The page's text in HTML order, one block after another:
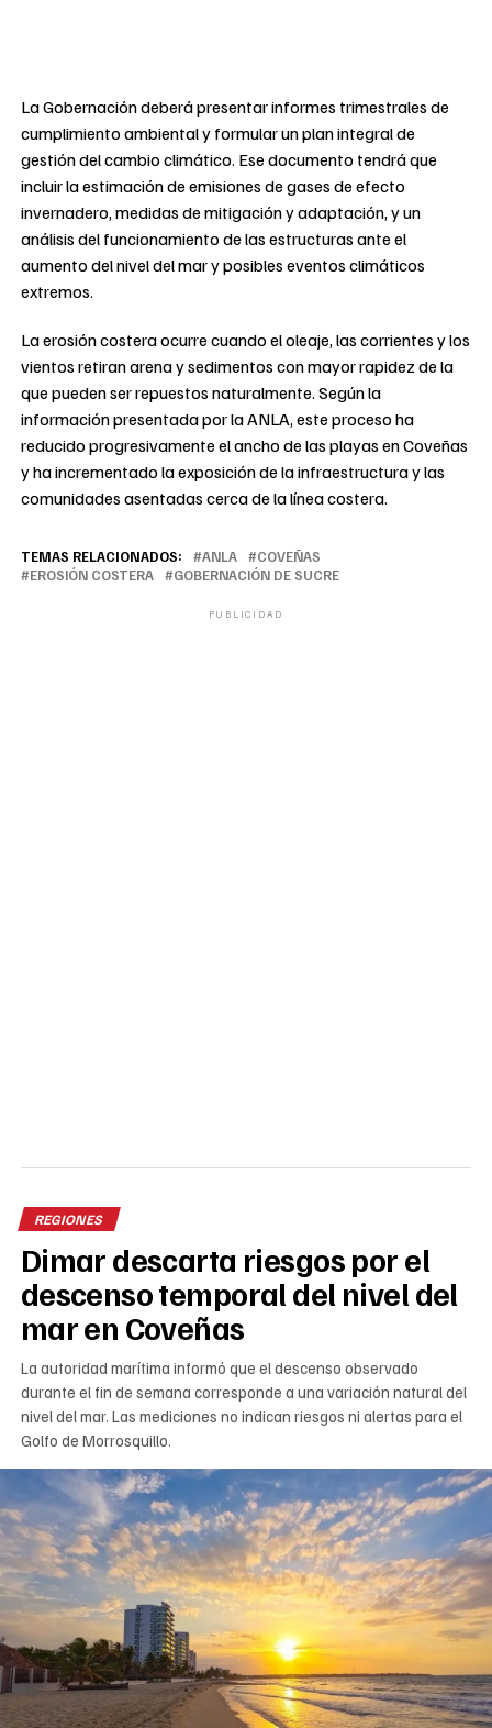
La Gobernación deberá presentar informes trimestrales de
cumplimiento ambiental y formular un plan integral de
gestión del cambio climático. Ese documento tendrá que
incluir la estimación de emisiones de gases de efecto
invernadero, medidas de mitigación y adaptación, y un
análisis del funcionamiento de las estructuras ante el
aumento del nivel del mar y posibles eventos climáticos
extremos.
La erosión costera ocurre cuando el oleaje, las corrientes y los
vientos retiran arena y sedimentos con mayor rapidez de la
que pueden ser repuestos naturalmente. Según la
información presentada por la ANLA, este proceso ha
reducido progresivamente el ancho de las playas en Coveñas
y ha incrementado la exposición de la infraestructura y las
comunidades asentadas cerca de la línea costera.
TEMAS RELACIONADOS: ANLA
COVEÑAS
EROSIÓN COSTERA
GOBERNACIÓN DE SUCRE
PUBLICIDAD
REGIONES
Dimar descarta riesgos por el
descenso temporal del nivel del
mar en Coveñas
La autoridad marítima informó que el descenso observado
durante el fin de semana corresponde a una variación natural del
nivel del mar. Las mediciones no indican riesgos ni alertas para el
Golfo de Morrosquillo.